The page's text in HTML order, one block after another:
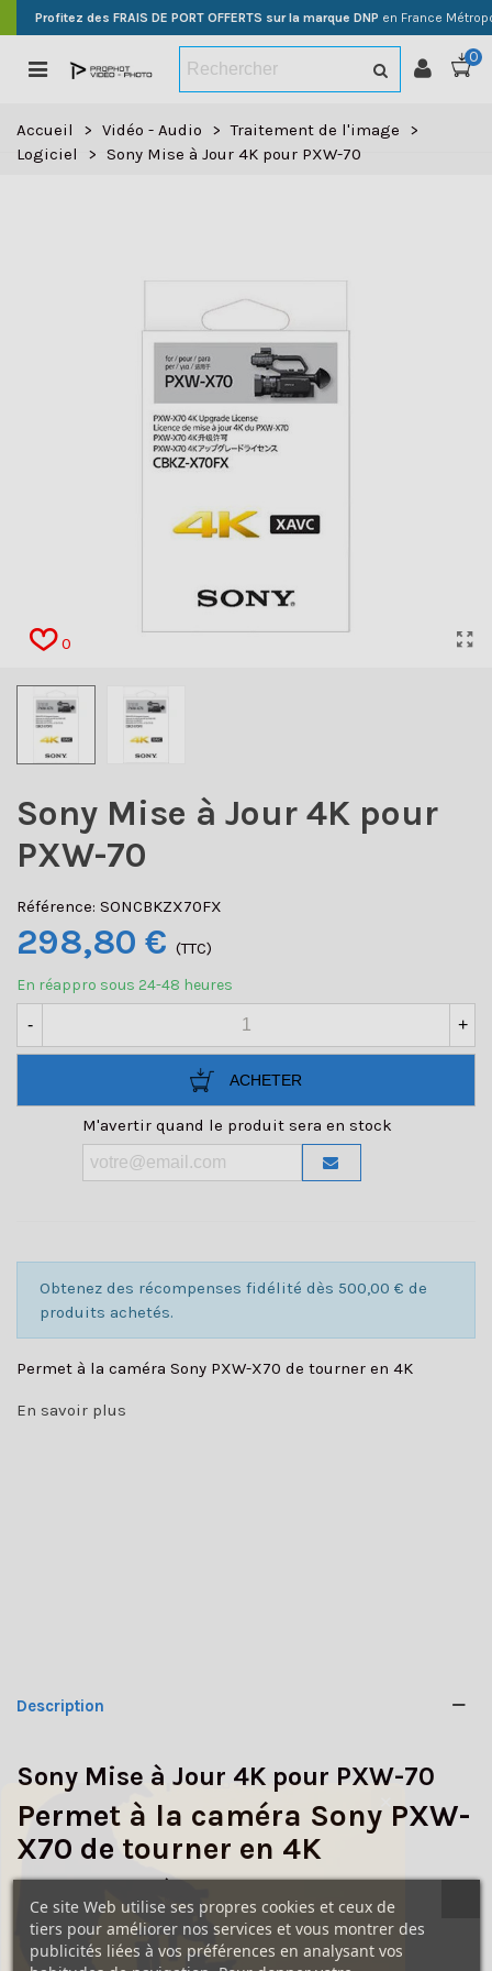
Profitez des FRAIS DE PORT OFFERTS sur la marque DNP en France
0
Accueil > Vidéo - Audio > Traitement de l'image
>
Logiciel
> Sony Mise à Jour 4K pour PXW-70
0
Sony Mise à Jour 4K pour
PXW-70
Référence: SONCBKZX70FX
298,80 € (TTC)
En réappro sous 24-48 heures
- +
ACHETER
M'avertir quand le produit sera en stock
Obtenez des récompenses fidélité dès 500,00 € de
produits achetés.
Permet à la caméra Sony PXW-X70 de tourner en 4K
En savoir plus
Description
Sony Mise à Jour 4K pour PXW-70
Permet à la caméra Sony PXW-
X70 de tourner en 4K
La licence de mise à jour 4K pour Sony PXW-X70prend en
charge letournage QFHD à 30/25/24p.Cette mise à jour
étend les capacités de prise de vue de votre PXW-X70
permettant defilmer avec la même caméraque celle à
Ce site Web utilise ses propres cookies et ceux de
tiers pour améliorer nos services et vous montrer des
publicités liées à vos préférences en analysant vos
✕